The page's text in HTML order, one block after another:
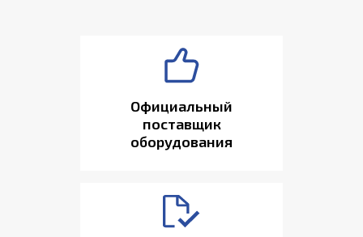
Официальный
поставщик
оборудования